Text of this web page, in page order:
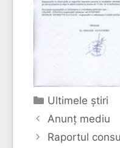
Categorii
Ultimele ştiri
Anunţ mediu
Raportul